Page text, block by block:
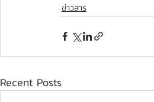
ข่าวสาร
Recent Posts